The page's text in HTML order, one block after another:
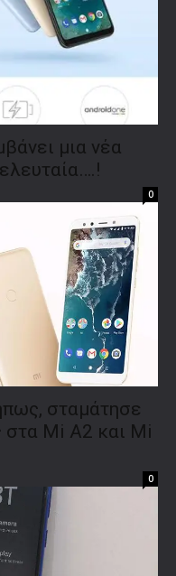
μια νέα
0
σταμάτησε
στα Mi A2 και Mi
0